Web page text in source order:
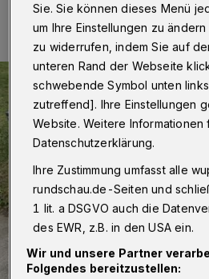
Sie. Sie können dieses Menü
um Ihre Einstellungen zu
zu widerrufen, indem Sie auf
unteren Rand der Webseite
schwebende Symbol unten
zutreffend]. Ihre Einstellungen
Website. Weitere Informationen
Datenschutzerklärung.
Ihre Zustimmung umfasst alle
rundschau.de-Seiten und
1 lit. a DSGVO auch die
des EWR, z.B. in den USA ein.
Wir und unsere Partner
Folgendes bereitzustellen: